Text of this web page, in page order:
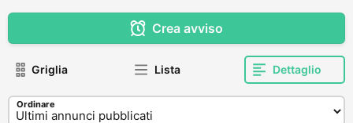
Crea avviso
Griglia Lista Dettaglio
Ordinare